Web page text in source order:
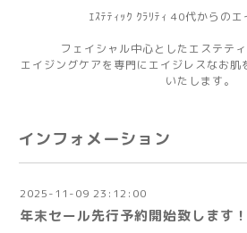
ｴｽﾃﾃｨｯｸ ｸﾗﾘﾃｨ 40代からの
フェイシャル中心としたエステティ
エイジングケアを専門にエイジレスなお肌
いたします。
インフォメーション
2025-11-09 23:12:00
年末セール先行予約開始致します！